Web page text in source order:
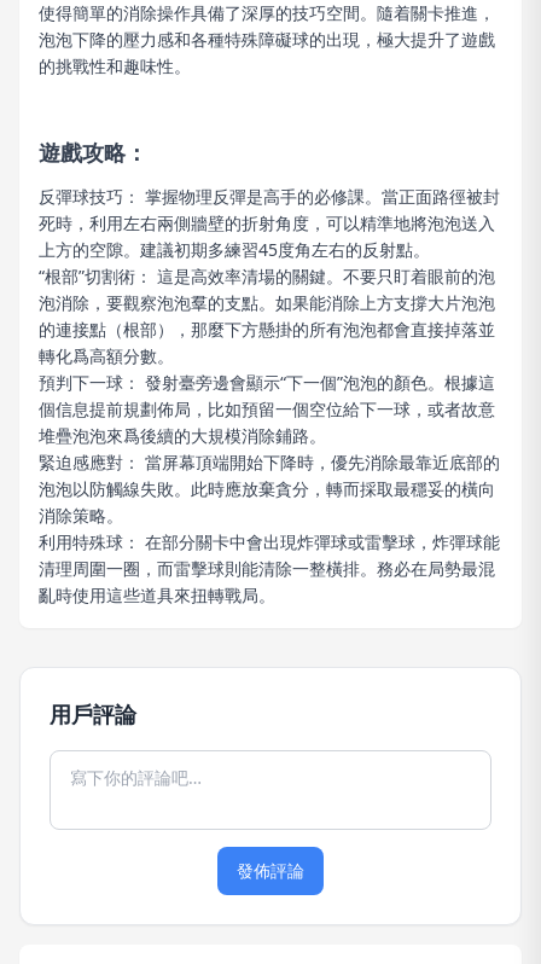
使得簡單的消除操作具備了深厚的技巧空間。隨着關卡推進，
泡泡下降的壓力感和各種特殊障礙球的出現，極大提升了遊戲
的挑戰性和趣味性。
遊戲攻略：
反彈球技巧： 掌握物理反彈是高手的必修課。當正面路徑被封
死時，利用左右兩側牆壁的折射角度，可以精準地將泡泡送入
上方的空隙。建議初期多練習45度角左右的反射點。
“根部”切割術： 這是高效率清場的關鍵。不要只盯着眼前的泡
泡消除，要觀察泡泡羣的支點。如果能消除上方支撐大片泡泡
的連接點（根部），那麼下方懸掛的所有泡泡都會直接掉落並
轉化爲高額分數。
預判下一球： 發射臺旁邊會顯示“下一個”泡泡的顏色。根據這
個信息提前規劃佈局，比如預留一個空位給下一球，或者故意
堆疊泡泡來爲後續的大規模消除鋪路。
緊迫感應對： 當屏幕頂端開始下降時，優先消除最靠近底部的
泡泡以防觸線失敗。此時應放棄貪分，轉而採取最穩妥的橫向
消除策略。
利用特殊球： 在部分關卡中會出現炸彈球或雷擊球，炸彈球能
清理周圍一圈，而雷擊球則能清除一整橫排。務必在局勢最混
亂時使用這些道具來扭轉戰局。
用戶評論
發佈評論